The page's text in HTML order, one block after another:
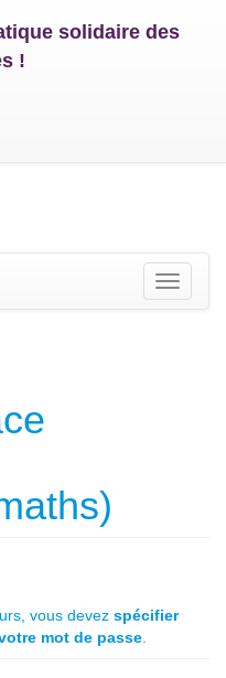
solidaire des
!
Toggle
vous devez spécifier
mot de passe